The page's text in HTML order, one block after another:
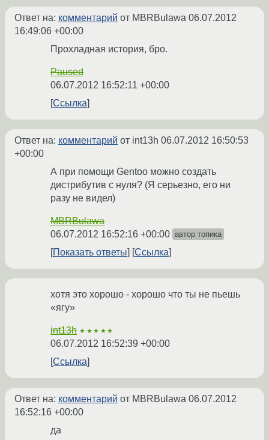
Ответ на: комментарий от MBRBulawa 06.07.2012
16:49:06 +00:00
Прохладная история, бро.
Paused
06.07.2012 16:52:11 +00:00
Ссылка
Ответ на: комментарий от int13h 06.07.2012 16:50:53
+00:00
А при помощи Gentoo можно создать
дистрибутив с нуля? (Я серьезно, его ни
разу не видел)
MBRBulawa
06.07.2012 16:52:16 +00:00 автор топика
Показать ответы Ссылка
хотя это хорошо - хорошо что ты не пьешь
«ягу»
int13h ★★★★★
06.07.2012 16:52:39 +00:00
Ссылка
Ответ на: комментарий от MBRBulawa 06.07.2012
16:52:16 +00:00
да